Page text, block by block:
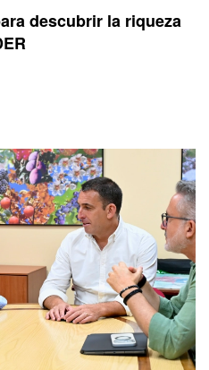
descubrir la riqueza